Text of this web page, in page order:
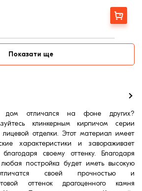
Гладкая
Украина
Есть
Заказать
Показати ще
дом отличался на фоне других?
клинкерным кирпичом серии
отделки. Этот материал имеет
характеристики и завораживает
своему оттенку. Благодаря
постройка будет иметь высокую
отличатся своей прочностью и
оттенок драгоценного камня